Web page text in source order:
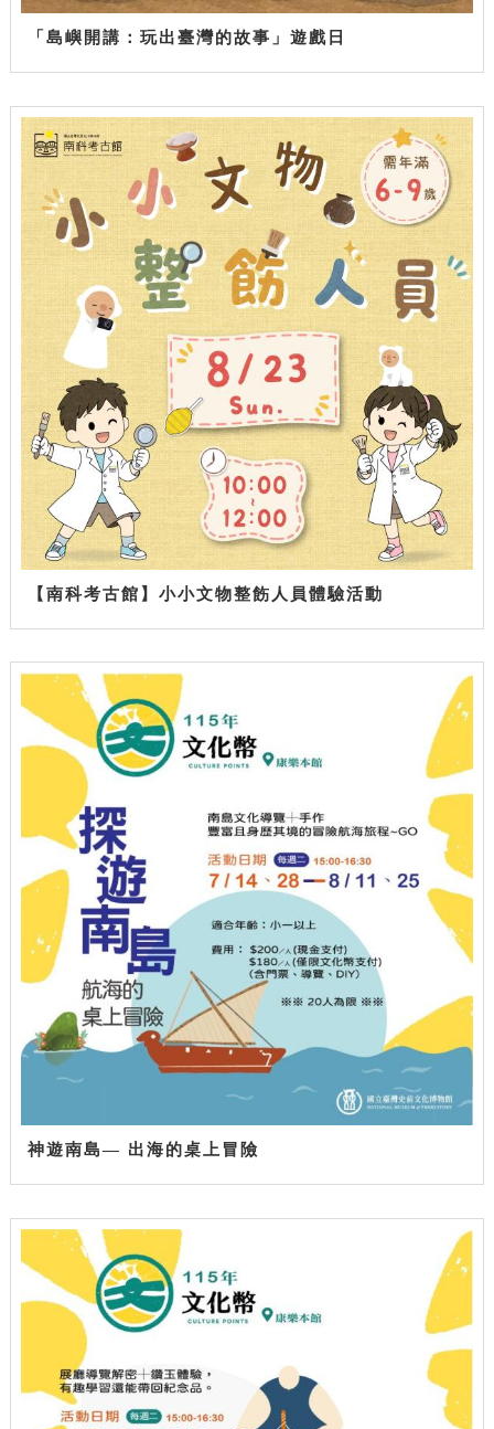
「島嶼開講：玩出臺灣的故事」遊戲日
【南科考古館】小小文物整飭人員體驗活動
神遊南島— 出海的桌上冒險